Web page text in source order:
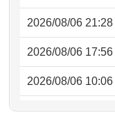
2026/08/06 21:28
2026/08/06 17:56
2026/08/06 10:06
2026/08/06 09:17